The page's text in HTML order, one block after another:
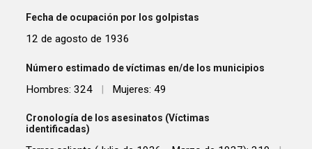
Fecha de ocupación por los golpistas
12 de agosto de 1936
Número estimado de víctimas en/de los municipios
Hombres: 324 | Mujeres: 49
Cronología de los asesinatos (Víctimas
identificadas)